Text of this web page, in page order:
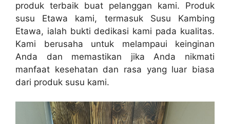
produk terbaik buat pelanggan kami. Produk
susu Etawa kami, termasuk Susu Kambing
Etawa, ialah bukti dedikasi kami pada kualitas.
Kami berusaha untuk melampaui keinginan
Anda dan memastikan jika Anda nikmati
manfaat kesehatan dan rasa yang luar biasa
dari produk susu kami.